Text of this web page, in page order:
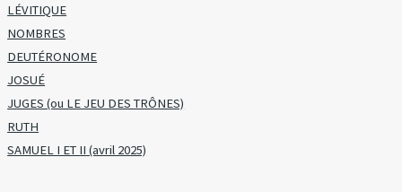
LÉVITIQUE
NOMBRES
DEUTÉRONOME
JOSUÉ
JUGES (ou LE JEU DES TRÔNES)
RUTH
SAMUEL I ET II (avril 2025)